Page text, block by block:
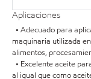
Aplicaciones
• Adecuado para
maquinaria utilizada
alimentos,
• Excelente aceite
al igual que como